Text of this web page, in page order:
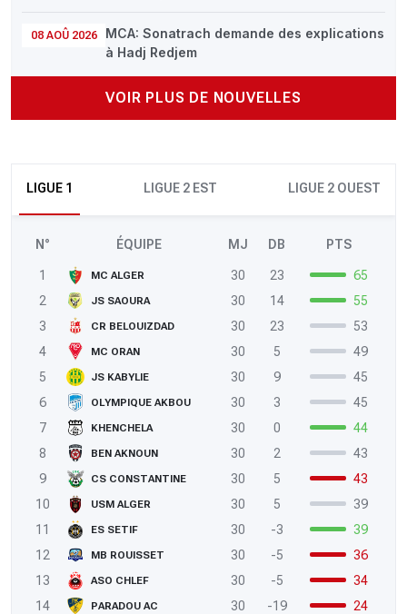
08 AOÛ 2026
MCA: Sonatrach demande des explications
à Hadj Redjem
VOIR PLUS DE NOUVELLES
LIGUE 1 LIGUE 2 EST LIGUE 2 OUEST
N° ÉQUIPE MJ DB PTS
1 MC ALGER 30 23
65
2
JS SAOURA 30 14
55
3
CR BELOUIZDAD 30 23
53
4
MC ORAN 30 5
49
5
JS KABYLIE 30 9
45
6
OLYMPIQUE AKBOU 30 3
45
7
KHENCHELA 30 0
44
8
BEN AKNOUN 30 2
43
9
CS CONSTANTINE 30 5
43
10
USM ALGER 30 5
39
11
ES SETIF 30 -3
39
12
MB ROUISSET 30 -5
36
13
ASO CHLEF 30 -5
34
14
PARADOU AC 30 -19
24